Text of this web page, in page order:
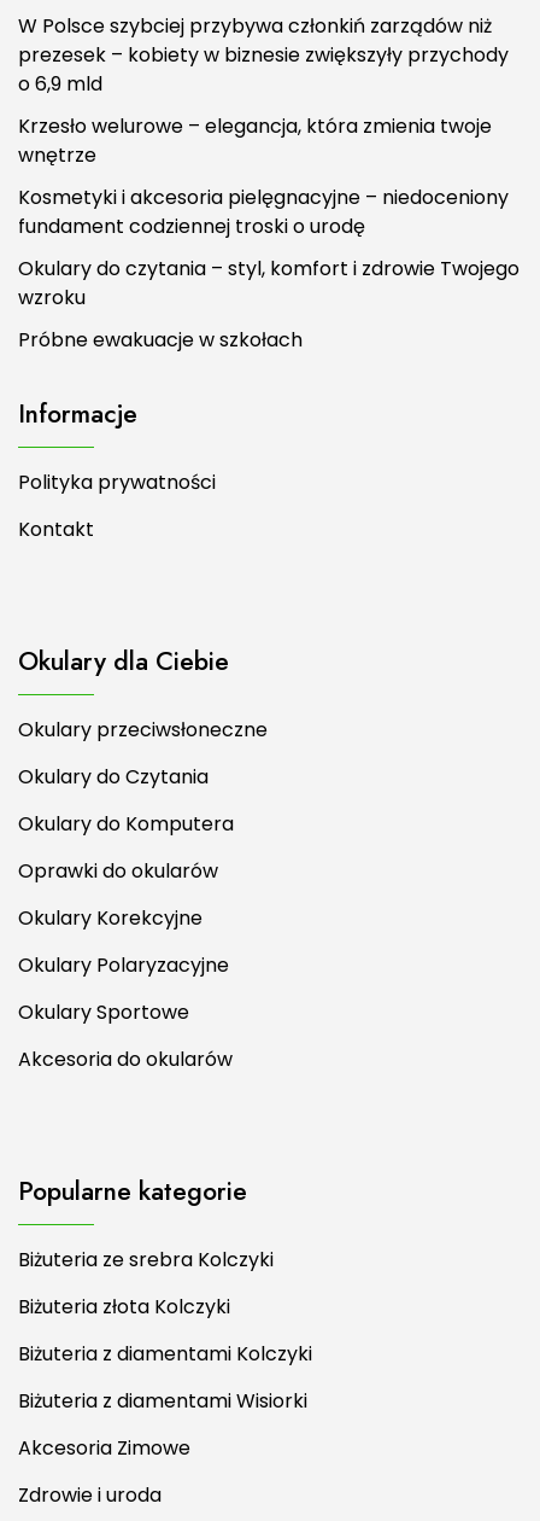
W Polsce szybciej przybywa członkiń zarządów niż
prezesek – kobiety w biznesie zwiększyły przychody
o 6,9 mld
Krzesło welurowe – elegancja, która zmienia twoje
wnętrze
Kosmetyki i akcesoria pielęgnacyjne – niedoceniony
fundament codziennej troski o urodę
Okulary do czytania – styl, komfort i zdrowie Twojego
wzroku
Próbne ewakuacje w szkołach
Informacje
Polityka prywatności
Kontakt
Okulary dla Ciebie
Okulary przeciwsłoneczne
Okulary do Czytania
Okulary do Komputera
Oprawki do okularów
Okulary Korekcyjne
Okulary Polaryzacyjne
Okulary Sportowe
Akcesoria do okularów
Popularne kategorie
Biżuteria ze srebra Kolczyki
Biżuteria złota Kolczyki
Biżuteria z diamentami Kolczyki
Biżuteria z diamentami Wisiorki
Akcesoria Zimowe
Zdrowie i uroda